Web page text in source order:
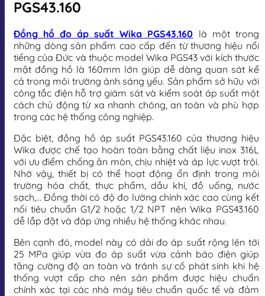
PGS43.160
Đồng hồ đo áp suất Wika PGS43.160 là một trong
những dòng sản phẩm cao cấp đến từ thương hiệu nổi
tiếng của Đức và thuộc model Wika PGS43 với kích thước
mặt đồng hồ là 160mm lớn giúp dễ dàng quan sát kể
cả trong môi trường ánh sáng yếu. Sản phẩm sở hữu với
công tắc điện hỗ trợ giám sát và kiểm soát áp suất một
cách chủ động từ xa nhanh chóng, an toàn và phù hợp
trong các hệ thống công nghiệp.
Đặc biệt, đồng hồ áp suất PGS43.160 của thương hiệu
Wika được chế tạo hoàn toàn bằng chất liệu inox 316L
với ưu điểm chống ăn mòn, chịu nhiệt và áp lực vượt trội.
Nhờ vậy, thiết bị có thể hoạt động ổn định trong môi
trường hóa chất, thực phẩm, dầu khí, đồ uống, nước
sạch,… Đồng thời có độ đo lường chính xác cao cùng kết
nối tiêu chuẩn G1/2 hoặc 1/2 NPT nên Wika PGS43.160
dễ lắp đặt và đáp ứng nhiều hệ thống khác nhau.
Bên cạnh đó, model này có dải đo áp suất rộng lên tới
25 MPa giúp vừa đo áp suất vừa cảnh báo điện giúp
tăng cường độ an toàn và tránh sự cố phát sinh khi hệ
thống vượt cấp cho nên sản phẩm được hiệu chuẩn
chính xác tại các nhà máy tiêu chuẩn quốc tế và đảm